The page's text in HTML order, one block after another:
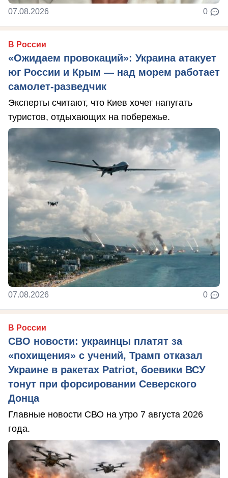
07.08.2026 0
В России
«Ожидаем провокаций»: Украина атакует
юг России и Крым — над морем работает
самолет-разведчик
Эксперты считают, что Киев хочет напугать
туристов, отдыхающих на побережье.
07.08.2026 0
В России
СВО новости: украинцы платят за
«похищения» с учений, Трамп отказал
Украине в ракетах Patriot, боевики ВСУ
тонут при форсировании Северского
Донца
Главные новости СВО на утро 7 августа 2026
года.